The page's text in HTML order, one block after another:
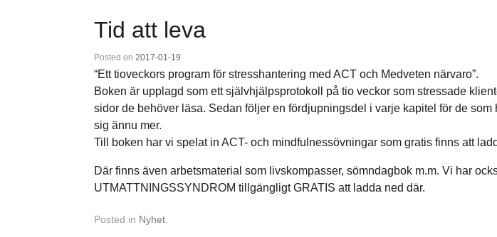
Tid att leva
Posted on 2017-01-19
“Ett tioveckors program för stresshantering med ACT och Medveten närvaro”.
Boken är upplagd som ett självhjälpsprotokoll på tio veckor som stressade
sidor de behöver läsa. Sedan följer en fördjupningsdel i varje kapitel för de som
sig ännu mer.
Till boken har vi spelat in ACT- och mindfulnessövningar som gratis finns att
Där finns även arbetsmaterial som livskompasser, sömndagbok m.m. Vi har
UTMATTNINGSSYNDROM tillgängligt GRATIS att ladda ned där.
Posted in Nyhet